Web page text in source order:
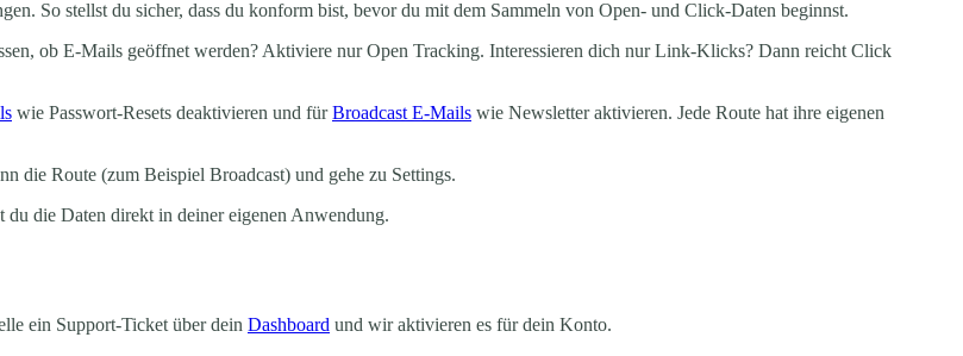
So stellst du sicher, dass du konform bist, bevor du mit dem Sammeln von Open- und Click-Daten beginnst.
ob E-Mails geöffnet werden? Aktiviere nur Open Tracking. Interessieren dich nur Link-Klicks? Dann reicht Click
wie Passwort-Resets deaktivieren und fürBroadcast E-Mails wie Newsletter aktivieren. Jede Route hat ihre eigenen
die Route (zum Beispiel Broadcast) und gehe zu Settings.
du die Daten direkt in deiner eigenen Anwendung.
ein Support-Ticket über dein Dashboard und wir aktivieren es für dein Konto.